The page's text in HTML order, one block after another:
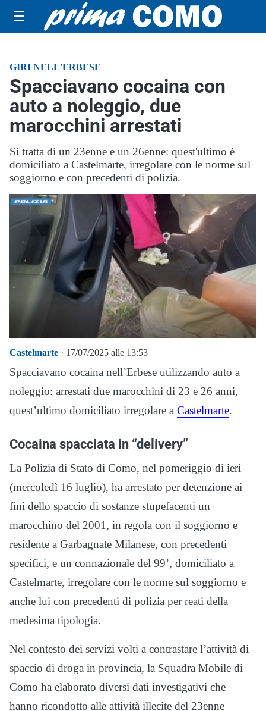
☰
GIRI NELL'ERBESE
Spacciavano cocaina con
auto a noleggio, due
marocchini arrestati
Si tratta di un 23enne e un 26enne: quest'ultimo è
domiciliato a Castelmarte, irregolare con le norme sul
soggiorno e con precedenti di polizia.
Castelmarte · 17/07/2025 alle 13:53
Spacciavano cocaina nell’Erbese utilizzando auto a
noleggio: arrestati due marocchini di 23 e 26 anni,
quest’ultimo domiciliato irregolare a Castelmarte.
Cocaina spacciata in “delivery”
La Polizia di Stato di Como, nel pomeriggio di ieri
(mercoledì 16 luglio), ha arrestato per detenzione ai
fini dello spaccio di sostanze stupefacenti un
marocchino del 2001, in regola con il soggiorno e
residente a Garbagnate Milanese, con precedenti
specifici, e un connazionale del 99’, domiciliato a
Castelmarte, irregolare con le norme sul soggiorno e
anche lui con precedenti di polizia per reati della
medesima tipologia.
Nel contesto dei servizi volti a contrastare l’attività di
spaccio di droga in provincia, la Squadra Mobile di
Como ha elaborato diversi dati investigativi che
hanno ricondotto alle attività illecite del 23enne